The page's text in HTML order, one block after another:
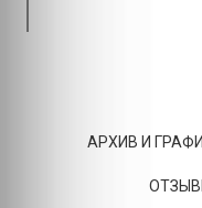
АРХИВ И